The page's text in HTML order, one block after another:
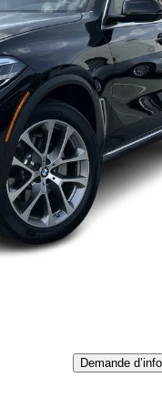
Affaire
Demande d’info